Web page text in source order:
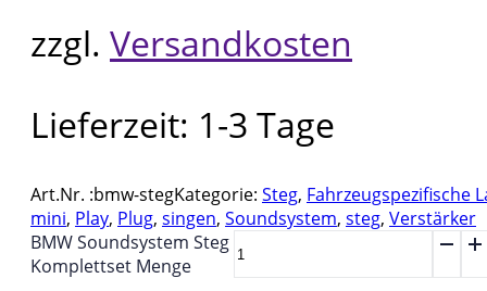
zzgl. Versandkosten
Lieferzeit: 1-3 Tage
Art.Nr. :bmw-stegKategorie: Steg, Fahrzeugspezifische
mini, Play, Plug, singen, Soundsystem, steg, Verstärker
BMW Soundsystem Steg
Komplettset Menge